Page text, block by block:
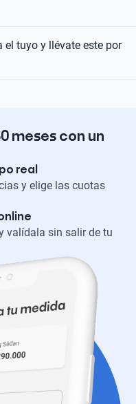
el tuyo y llévate este por
meses con un
real
y elige las cuotas
valídala sin salir de tu